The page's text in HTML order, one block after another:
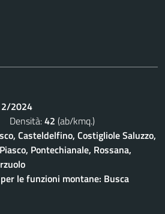
2024
Densità:42 (ab/kmq.)
Casteldelfino, Costigliole Saluzzo,
Pontechianale, Rossana,
le funzioni montane: Busca